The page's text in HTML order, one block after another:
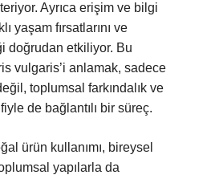
Ayrıca erişim ve bilgi
yaşam fırsatlarını ve
doğrudan etkiliyor. Bu
vulgaris’i anlamak, sadece
toplumsal farkındalık ve
de bağlantılı bir süreç.
ürün kullanımı, bireysel
yapılarla da